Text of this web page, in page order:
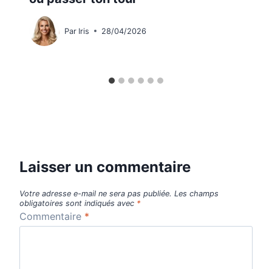
Par Iris 28/04/2026
Laisser un commentaire
Votre adresse e-mail ne sera pas publiée. Les champs
obligatoires sont indiqués avec *
Commentaire *